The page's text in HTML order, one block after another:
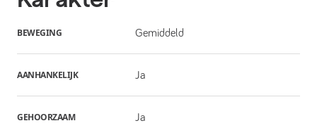
BEWEGING Gemiddeld
AANHANKELIJK Ja
GEHOORZAAM Ja